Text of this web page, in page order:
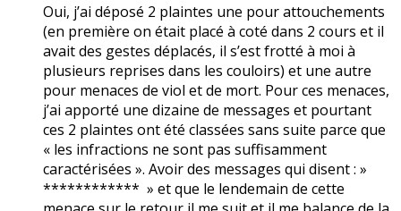
Oui, j’ai déposé 2 plaintes une pour attouchements
(en première on était placé à coté dans 2 cours et il
avait des gestes déplacés, il s’est frotté à moi à
plusieurs reprises dans les couloirs) et une autre
pour menaces de viol et de mort. Pour ces menaces,
j’ai apporté une dizaine de messages et pourtant
ces 2 plaintes ont été classées sans suite parce que
« les infractions ne sont pas suffisamment
caractérisées ». Avoir des messages qui disent : »
************ » et que le lendemain de cette